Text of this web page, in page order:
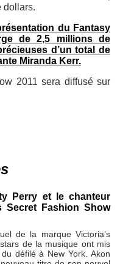
dollars.
du Fantasy
de 2,5 millions de
d’un total de
Miranda Kerr.
2011 sera diffusé sur
Perry et le chanteur
Secret Fashion Show
de la marque Victoria’s
de la musique ont mis
défilé à New York. Akon